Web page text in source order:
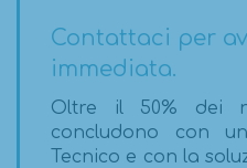
Contattaci per
immediata.
Oltre il 50% dei
concludono con
Tecnico e con la